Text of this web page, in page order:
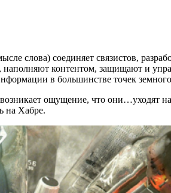
слова) соединяет связистов,
контентом, защищают и
в большинстве точек
ощущение, что они…уходят
на Хабре.